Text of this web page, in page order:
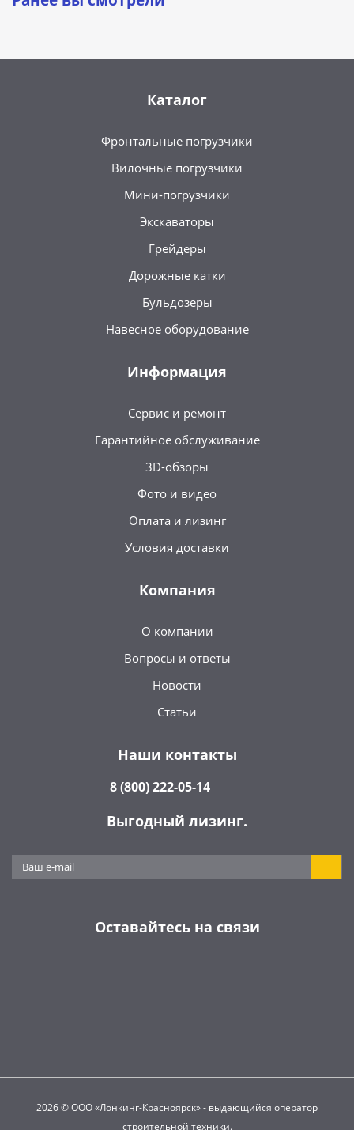
Каталог
Фронтальные погрузчики
Вилочные погрузчики
Мини-погрузчики
Экскаваторы
Грейдеры
Дорожные катки
Бульдозеры
Навесное оборудование
Информация
Сервис и ремонт
Гарантийное обслуживание
3D-обзоры
Фото и видео
Оплата и лизинг
Условия доставки
Компания
О компании
Вопросы и ответы
Новости
Статьи
Наши контакты
8 (800) 222-05-14
Выгодный лизинг.
Оставайтесь на связи
2026 © ООО «Лонкинг-Красноярск» - выдающийся оператор
строительной техники.